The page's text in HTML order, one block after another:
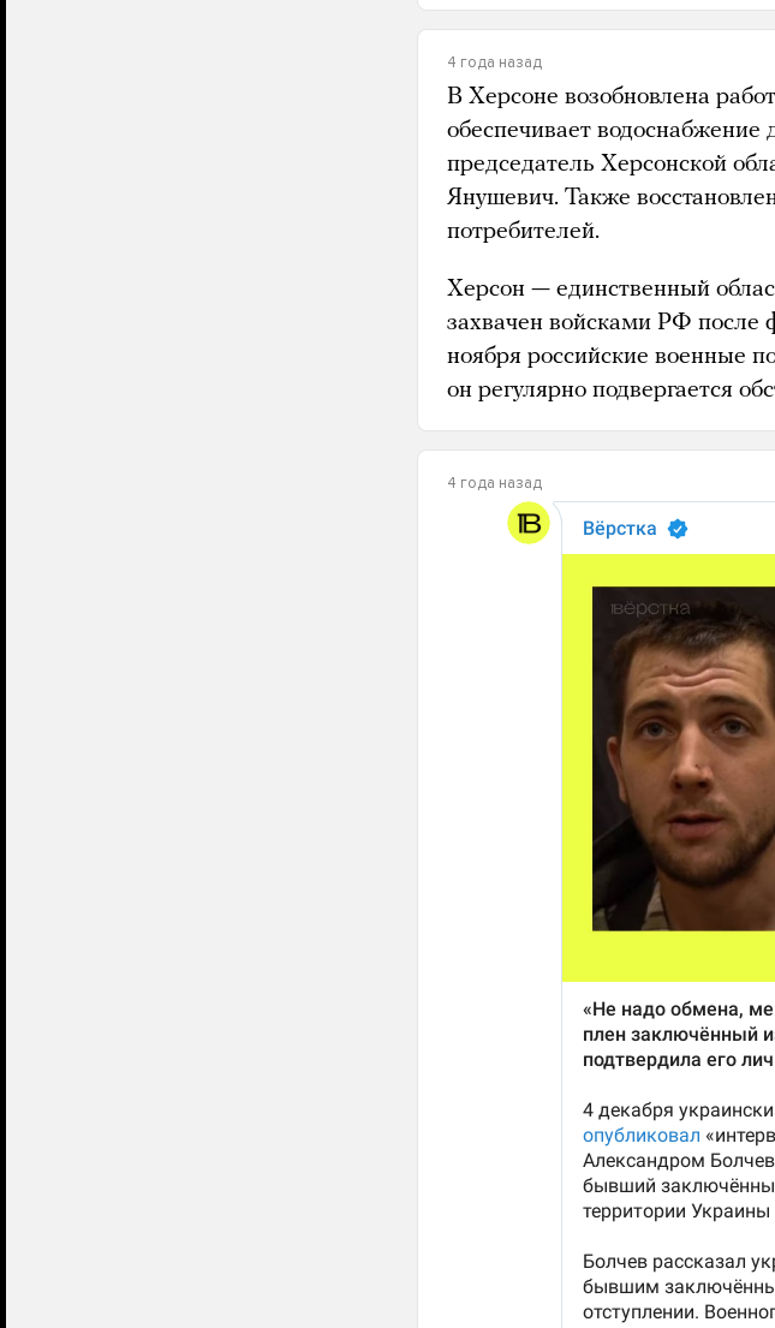
4 года назад
В Херсоне возобновлена
обеспечивает водоснабжение
председатель Херсонской
Янушевич. Также
потребителей.
Херсон — единственный
захвачен войсками РФ после
ноября российские военные
он регулярно подвергается
4 года назад